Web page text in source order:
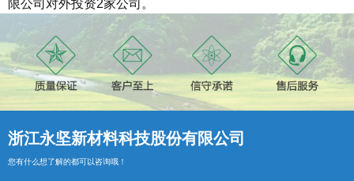
限公司对外投资2家公司。
浙江永坚新材料科技股份有限公司
您有什么想了解的都可以咨询哦！